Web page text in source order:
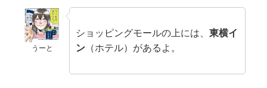
うーと
ショッピングモールの上には、 東横イ
ン （ホテル）があるよ。